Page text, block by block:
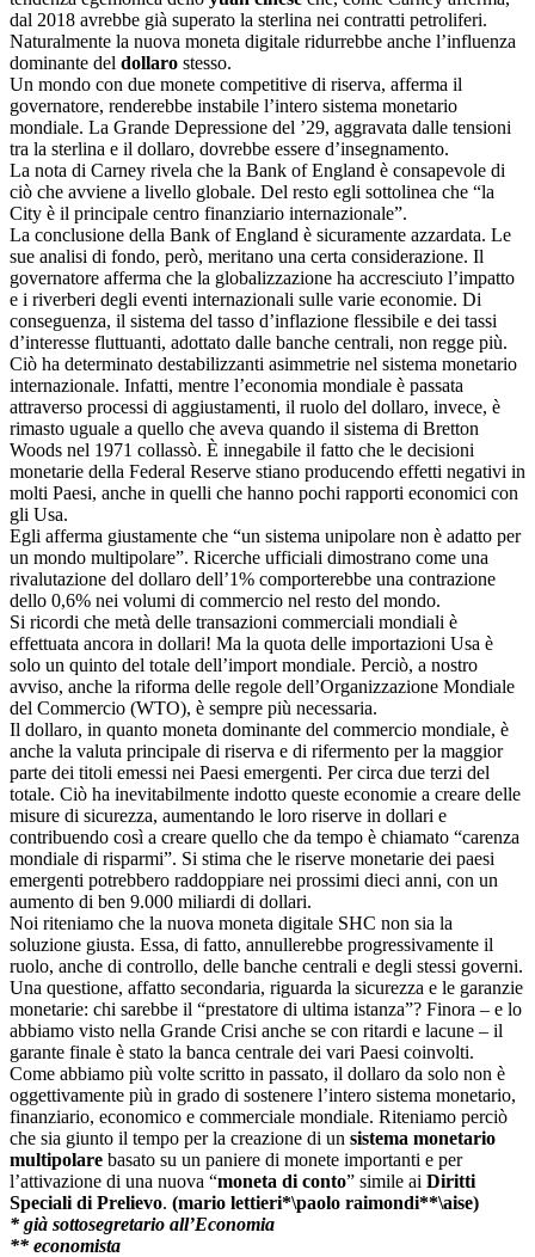
dal 2018 avrebbe già superato la sterlina nei contratti petroliferi.
Naturalmente la nuova moneta digitale ridurrebbe anche l’influenza
dominante del dollaro stesso.
Un mondo con due monete competitive di riserva, afferma il
governatore, renderebbe instabile l’intero sistema monetario
mondiale. La Grande Depressione del ’29, aggravata dalle tensioni
tra la sterlina e il dollaro, dovrebbe essere d’insegnamento.
La nota di Carney rivela che la Bank of England è consapevole di
ciò che avviene a livello globale. Del resto egli sottolinea che “la
City è il principale centro finanziario internazionale”.
La conclusione della Bank of England è sicuramente azzardata. Le
sue analisi di fondo, però, meritano una certa considerazione. Il
governatore afferma che la globalizzazione ha accresciuto l’impatto
e i riverberi degli eventi internazionali sulle varie economie. Di
conseguenza, il sistema del tasso d’inflazione flessibile e dei tassi
d’interesse fluttuanti, adottato dalle banche centrali, non regge più.
Ciò ha determinato destabilizzanti asimmetrie nel sistema monetario
internazionale. Infatti, mentre l’economia mondiale è passata
attraverso processi di aggiustamenti, il ruolo del dollaro, invece, è
rimasto uguale a quello che aveva quando il sistema di Bretton
Woods nel 1971 collassò. È innegabile il fatto che le decisioni
monetarie della Federal Reserve stiano producendo effetti negativi in
molti Paesi, anche in quelli che hanno pochi rapporti economici con
gli Usa.
Egli afferma giustamente che “un sistema unipolare non è adatto per
un mondo multipolare”. Ricerche ufficiali dimostrano come una
rivalutazione del dollaro dell’1% comporterebbe una contrazione
dello 0,6% nei volumi di commercio nel resto del mondo.
Si ricordi che metà delle transazioni commerciali mondiali è
effettuata ancora in dollari! Ma la quota delle importazioni Usa è
solo un quinto del totale dell’import mondiale. Perciò, a nostro
avviso, anche la riforma delle regole dell’Organizzazione Mondiale
del Commercio (WTO), è sempre più necessaria.
Il dollaro, in quanto moneta dominante del commercio mondiale, è
anche la valuta principale di riserva e di rifermento per la maggior
parte dei titoli emessi nei Paesi emergenti. Per circa due terzi del
totale. Ciò ha inevitabilmente indotto queste economie a creare delle
misure di sicurezza, aumentando le loro riserve in dollari e
contribuendo così a creare quello che da tempo è chiamato “carenza
mondiale di risparmi”. Si stima che le riserve monetarie dei paesi
emergenti potrebbero raddoppiare nei prossimi dieci anni, con un
aumento di ben 9.000 miliardi di dollari.
Noi riteniamo che la nuova moneta digitale SHC non sia la
soluzione giusta. Essa, di fatto, annullerebbe progressivamente il
ruolo, anche di controllo, delle banche centrali e degli stessi governi.
Una questione, affatto secondaria, riguarda la sicurezza e le garanzie
monetarie: chi sarebbe il “prestatore di ultima istanza”? Finora – e lo
abbiamo visto nella Grande Crisi anche se con ritardi e lacune – il
garante finale è stato la banca centrale dei vari Paesi coinvolti.
Come abbiamo più volte scritto in passato, il dollaro da solo non è
oggettivamente più in grado di sostenere l’intero sistema monetario,
finanziario, economico e commerciale mondiale. Riteniamo perciò
che sia giunto il tempo per la creazione di un sistema monetario
multipolare basato su un paniere di monete importanti e per
l’attivazione di una nuova “moneta di conto” simile ai Diritti
Speciali di Prelievo. (mario lettieri*\paolo raimondi**\aise)
* già sottosegretario all’Economia
** economista